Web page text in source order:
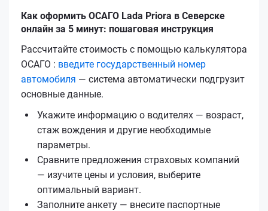
Как оформить ОСАГО Lada Priora в Северске
онлайн за 5 минут: пошаговая инструкция
Рассчитайте стоимость с помощью калькулятора
ОСАГО : введите государственный номер
автомобиля — система автоматически подгрузит
основные данные.
Укажите информацию о водителях — возраст,
стаж вождения и другие необходимые
параметры.
Сравните предложения страховых компаний
— изучите цены и условия, выберите
оптимальный вариант.
Заполните анкету — внесите паспортные